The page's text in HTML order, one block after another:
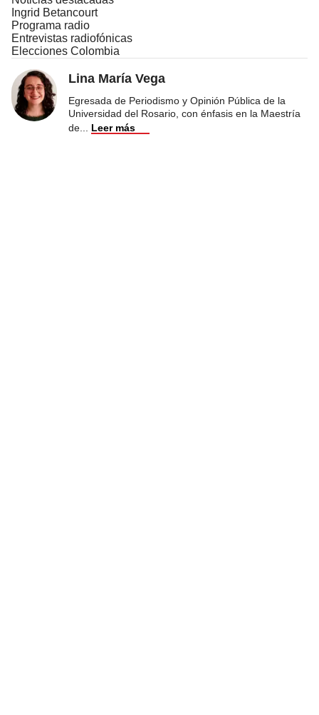
Ingrid Betancourt
Programa radio
Entrevistas radiofónicas
Elecciones Colombia
Lina María Vega
Egresada de Periodismo y Opinión Pública de la
Universidad del Rosario, con énfasis en la Maestría
de
Leer más